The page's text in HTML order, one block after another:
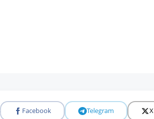
Facebook Telegram X